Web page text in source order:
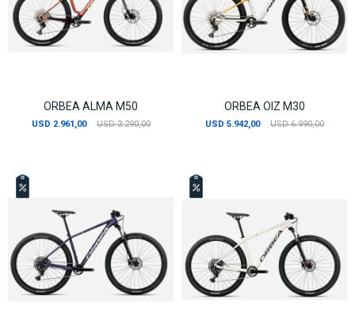
ORBEA ALMA M50
USD 2.961,00 USD 3.290,00
ORBEA OIZ M30
USD 5.942,00 USD 6.990,00